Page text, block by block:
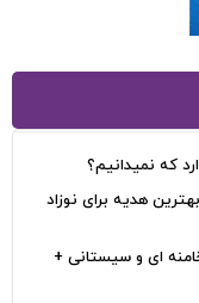
نمیدانیم؟
هدیه برای نوزاد
ای و سیستانی +